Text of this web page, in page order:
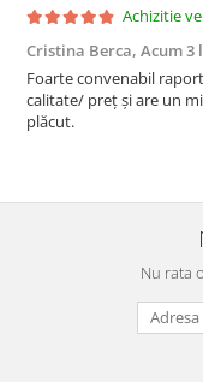
Achizitie
Cristina Berca, Acum 3
Foarte convenabil
calitate/ preț și are un
plăcut.
Nu rata